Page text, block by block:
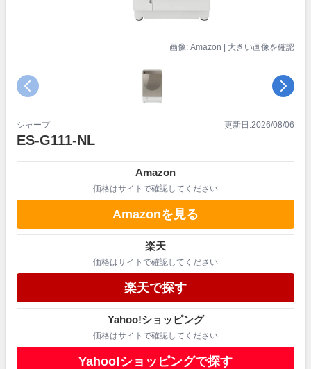
画像: Amazon 大きい画像を確認
シャープ
ES-G111-NL
更新日:2026/08/06
Amazon
価格はサイトで確認してください
Amazonを見る
楽天
価格はサイトで確認してください
楽天で探す
Yahoo!ショッピング
価格はサイトで確認してください
Yahoo!ショッピングで探す